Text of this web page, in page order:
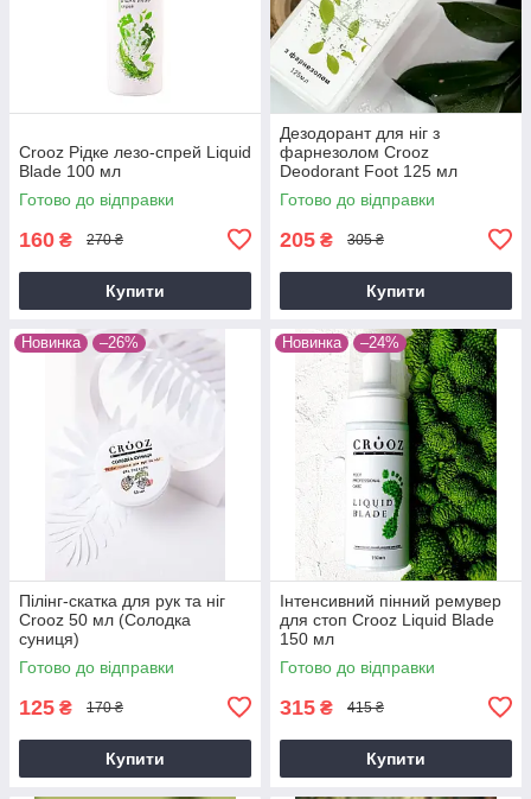
Crooz Рідке лезо-спрей Liquid
Blade 100 мл
Готово до відправки
160 ₴ 270 ₴
Купити
Дезодорант для ніг з
фарнезолом Crooz
Deodorant Foot 125 мл
Готово до відправки
205 ₴ 305 ₴
Купити
Новинка –26%
Пілінг-скатка для рук та ніг
Crooz 50 мл (Солодка
суниця)
Готово до відправки
125 ₴ 170 ₴
Купити
Новинка –24%
Інтенсивний пінний ремувер
для стоп Crooz Liquid Blade
150 мл
Готово до відправки
315 ₴ 415 ₴
Купити